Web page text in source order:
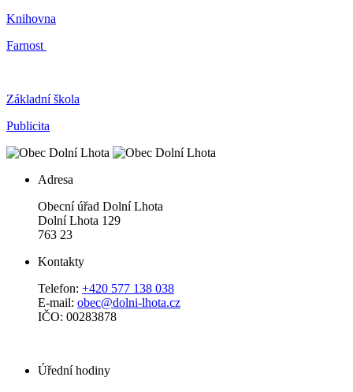
Knihovna
Farnost
Základní škola
Publicita
Adresa
Obecní úřad Dolní Lhota
Dolní Lhota 129
763 23
Kontakty
Telefon: +420 577 138 038
E-mail: obec@dolni-lhota.cz
IČO: 00283878
Úřední hodiny